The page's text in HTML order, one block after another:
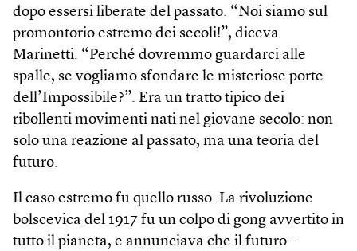
dopo essersi liberate del passato. “Noi siamo sul
promontorio estremo dei secoli!”, diceva
Marinetti. “Perché dovremmo guardarci alle
spalle, se vogliamo sfondare le misteriose porte
dell’Impossibile?”. Era un tratto tipico dei
ribollenti movimenti nati nel giovane secolo: non
solo una reazione al passato, ma una teoria del
futuro.
Il caso estremo fu quello russo. La rivoluzione
bolscevica del 1917 fu un colpo di gong avvertito in
tutto il pianeta, e annunciava che il futuro –